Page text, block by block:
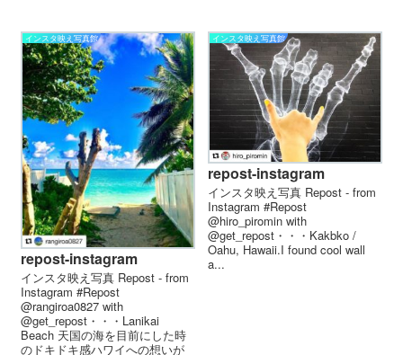
インスタ映え写真館
repost-instagram
インスタ映え写真 Repost - from
Instagram #Repost
@rangiroa0827 with
@get_repost・・・Lanikai
Beach 天国の海を目前にした時
のドキドキ感ハワイへの想いが
インスタ映え写真館
repost-instagram
インスタ映え写真 Repost - from
Instagram #Repost
@hiro_piromin with
@get_repost・・・Kakbko /
Oahu, Hawaii.I found cool wall
a...